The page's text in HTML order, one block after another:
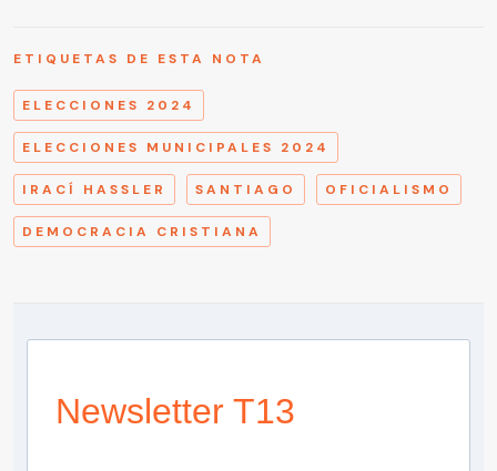
ETIQUETAS DE ESTA NOTA
ELECCIONES 2024
ELECCIONES MUNICIPALES 2024
IRACÍ HASSLER SANTIAGO OFICIALISMO
DEMOCRACIA CRISTIANA
Newsletter T13